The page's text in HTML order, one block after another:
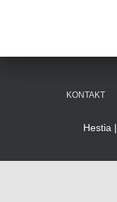
KONTAKT
Hestia